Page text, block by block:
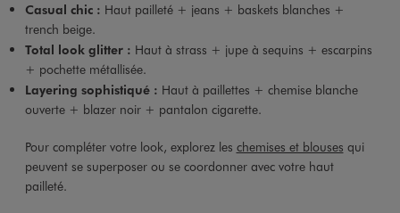
Casual chic : Haut pailleté + jeans + baskets blanches +
trench beige.
Total look glitter : Haut à strass + jupe à sequins + escarpins
+ pochette métallisée.
Layering sophistiqué : Haut à paillettes + chemise blanche
ouverte + blazer noir + pantalon cigarette.
Pour compléter votre look, explorez les chemises et blouses qui
peuvent se superposer ou se coordonner avec votre haut
pailleté.